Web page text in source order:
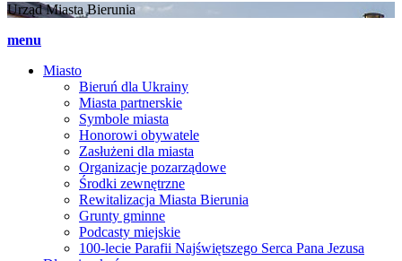
Urząd Miasta Bierunia
menu
Miasto
Bieruń dla Ukrainy
Miasta partnerskie
Symbole miasta
Honorowi obywatele
Zasłużeni dla miasta
Organizacje pozarządowe
Środki zewnętrzne
Rewitalizacja Miasta Bierunia
Grunty gminne
Podcasty miejskie
100-lecie Parafii Najświętszego Serca Pana Jezusa